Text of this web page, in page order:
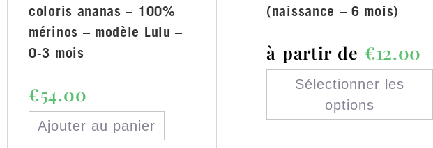
coloris ananas – 100%
mérinos – modèle Lulu –
0-3 mois
€54.00
Ajouter au panier
(naissance – 6 mois)
à partir de €12.00
Sélectionner les
options